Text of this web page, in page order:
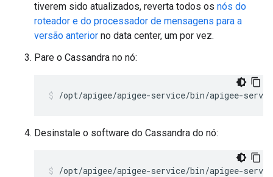
tiverem sido atualizados, reverta todos os nós do
roteador e do processador de mensagens para a
versão anterior no data center, um por vez.
Pare o Cassandra no nó:
/opt/apigee/apigee-service/bin/apigee-
Desinstale o software do Cassandra do nó:
/opt/apigee/apigee-service/bin/apigee-